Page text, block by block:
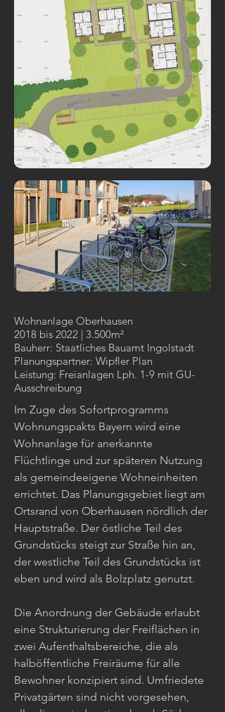
Wohnanlage Oberhausen
2018 bis 2022 | 3.500m²
Bauherr: Staatliches Bauamt Ingolstadt
Planungspartner: Wipfler Plan
Leistung: Freianlagen Lph. 1-9 mit GU-
Ausschreibung
Im Zuge des Sofortprogramms
Wohnungspakts Bayern wird eine
Wohnanlage für anerkannte
Flüchtlinge und zur späteren Nutzung
als gemeindeeigene Wohneinheiten
errichtet. Das Planungsgebiet liegt am
Ortsrand von Oberhausen nördlich der
Hauptstraße. Der östliche Teil des
Grundstücks steigt zur Straße hin an,
der westliche Teil des Grundstücks ist
eben und wird als Bolzplatz genutzt.
Die Anordnung der Gebäude erlaubt
eine Strukturierung der Freiflächen in
zwei Aufenthaltsbereiche, die als
halböffentliche Freiräume für alle
Bewohner konzipiert sind. Umfriedete
Privatgärten sind nicht vorgesehen,